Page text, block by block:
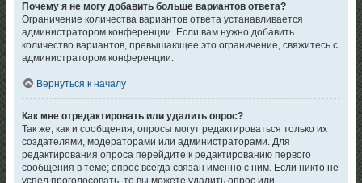
Почему я не могу добавить больше вариантов ответа?
Ограничение количества вариантов ответа устанавливается
администратором конференции. Если вам нужно добавить
количество вариантов, превышающее это ограничение, свяжитесь с
администратором конференции.
Вернуться к началу
Как мне отредактировать или удалить опрос?
Так же, как и сообщения, опросы могут редактироваться только их
создателями, модераторами или администраторами. Для
редактирования опроса перейдите к редактированию первого
сообщения в теме; опрос всегда связан именно с ним. Если никто не
успел проголосовать, то вы можете удалить опрос или